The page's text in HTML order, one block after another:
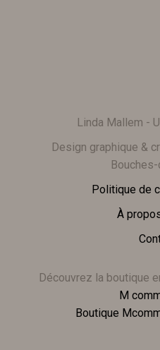
Linda Mallem -
Design graphique &
Politique de
À
Découvrez la boutique
M
Boutique